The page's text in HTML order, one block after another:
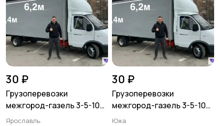
Организация
праздников
Фото- и видеосъемка
Изготовление на
заказ
Продукты питания
30 ₽
Грузоперевозки
межгород-газель 3-5-10
тонн
Ярославль
30 ₽
Грузоперевозки
межгород-газель 3-5-10
тонн
Южа